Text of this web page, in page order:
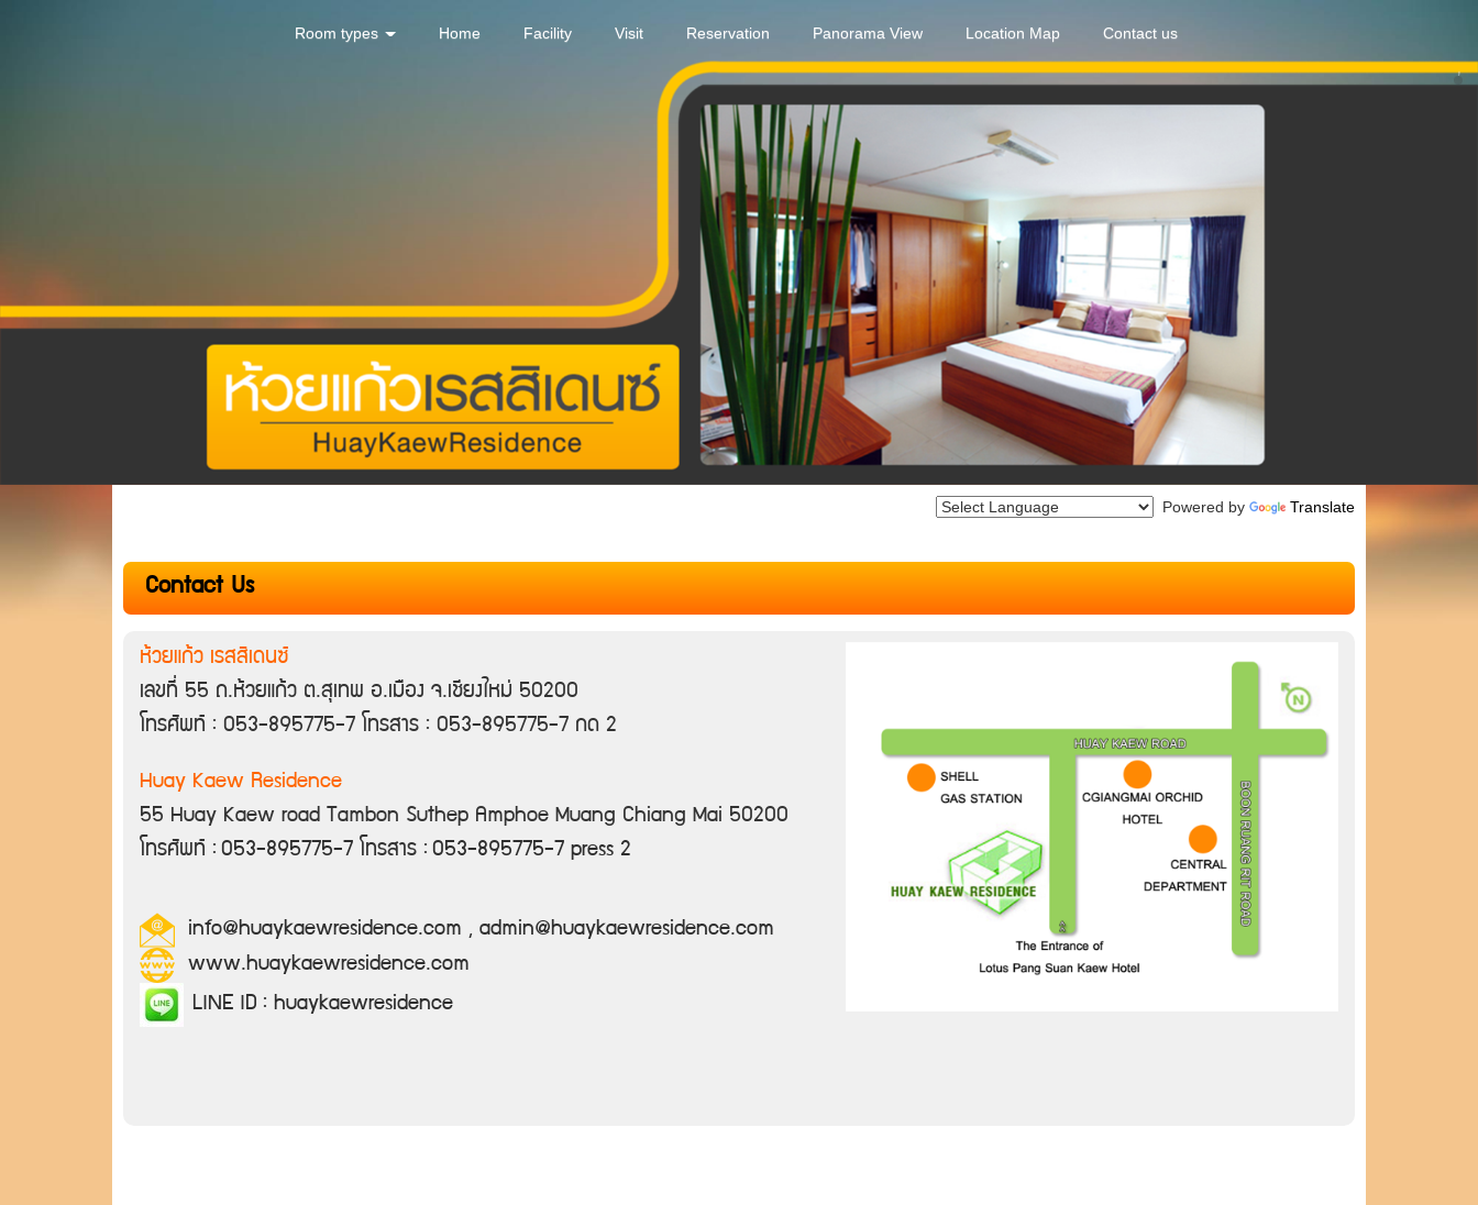
Room types Home Facility Visit Reservation Panorama View Location Map Contact us
Powered by Translate
Contact Us
ห้วยแก้ว เรสสิเดนซ์
เลขที่ 55 ถ.ห้วยแก้ว ต.สุเทพ อ.เมือง จ.เชียงใหม่ 50200
โทรศัพท์ : 053-895775-7 โทรสาร : 053-895775-7 กด 2
Huay Kaew Residence
55 Huay Kaew road Tambon Suthep Amphoe Muang Chiang Mai 50200
โทรศัพท์ : 053-895775-7 โทรสาร : 053-895775-7 press 2
info@huaykaewresidence.com , admin@huaykaewresidence.com
www.huaykaewresidence.com
LINE ID : huaykaewresidence